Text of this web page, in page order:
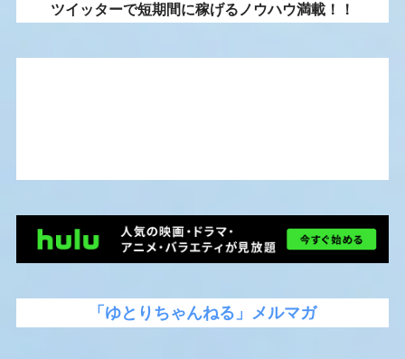
ツイッターで短期間に稼げるノウハウ満載！！
「ゆとりちゃんねる」メルマガ